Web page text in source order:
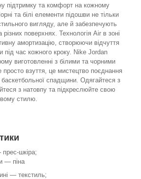
підтримку та комфорт на кожному
та білі елементи підошви не тільки
вигляду, але й забезпечують
поверхнях. Технологія Air в зоні
амортизацію, створюючи відчуття
під час кожного кроку. Nike Jordan
виготовленні з білими та чорними
взуття, це мистецтво поєднання
спадщини. Одягайтеся з
з натовпу та підкреслюйте свою
стилю.
прес-шкіра;
— піна
— текстиль;